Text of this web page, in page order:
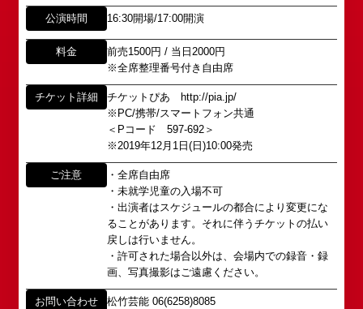
公演時間 16:30開場/17:00開演
料金
前売1500円 / 当日2000円
※全席整理番号付き自由席
チケット詳細
チケットぴあ http://pia.jp/
※PC/携帯/スマートフォン共通
＜Pコード 597-692＞
※2019年12月1日(日)10:00発売
ご注意
・全席自由席
・未就学児童の入場不可
・出演者はスケジュールの都合により変更にな
ることがあります。それに伴うチケットの払い
戻しは行いません。
・許可された場合以外は、会場内での録音・録
画、写真撮影はご遠慮ください。
お問い合わせ 松竹芸能 06(6258)8085
心斎橋角座トップ
公演情報
アクセス
角座とは
お問い合わせ
その後、「角座」の名称は、松竹(株)の直営映画館
(大阪市中央区)や
弊社直営の劇場「B1角座」(大阪市中央区)に引き継
がれていましたが、
2008年の角座ビル(大阪市中央区)の閉館と共に、
消滅致しました。
この由緒ある名称を、日本のエンタテインメントの
中心である東京・大阪で復活させ、 新たな歴史を
スタートさせたいと考えております。
この劇場から、日本を代表するエンタテインナーが
続々と輩出され、文化の発展に寄与できるものと考
えております。
2011年5月14日 新宿角座 開業
2019年1月1日 心斎橋角座 開業
以下のページからお問い合わせ願います。
イベント出演依頼メール送信フォーム
https://www.shochikugeino.co.jp/event/form/
タレントへのファンメール
fanmail@shochikugeino.jp
ホームページに関するご意見・ご感想（※）
webmaster@shochikugeino.jp
※イベント内容・出演者等に関するお問い合わせ・
ご意見・ご感想は各イベントのお問い合わせ先電話
番号へお問い合わせください。
※内容によっては弊社からの回答を控えさせていた
だく場合もございます。予めご了承の上お問い合わ
せください。